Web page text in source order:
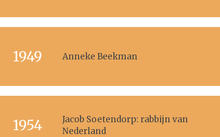
1949 Anneke Beekman
1954
Jacob Soetendorp: rabbijn van
Nederland